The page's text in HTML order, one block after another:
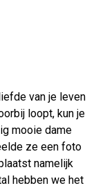
van je leven
loopt, kun je
mooie dame
ze een foto
namelijk
hebben we het